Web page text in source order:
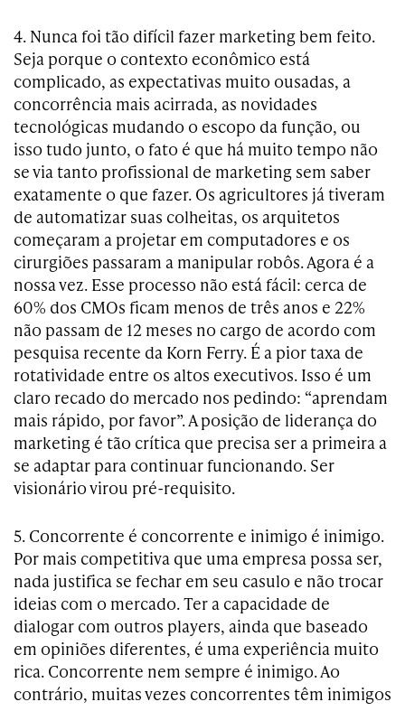
4. Nunca foi tão difícil fazer marketing bem feito.
Seja porque o contexto econômico está
complicado, as expectativas muito ousadas, a
concorrência mais acirrada, as novidades
tecnológicas mudando o escopo da função, ou
isso tudo junto, o fato é que há muito tempo não
se via tanto profissional de marketing sem saber
exatamente o que fazer. Os agricultores já tiveram
de automatizar suas colheitas, os arquitetos
começaram a projetar em computadores e os
cirurgiões passaram a manipular robôs. Agora é a
nossa vez. Esse processo não está fácil: cerca de
60% dos CMOs ficam menos de três anos e 22%
não passam de 12 meses no cargo de acordo com
pesquisa recente da Korn Ferry. É a pior taxa de
rotatividade entre os altos executivos. Isso é um
claro recado do mercado nos pedindo: “aprendam
mais rápido, por favor”. A posição de liderança do
marketing é tão crítica que precisa ser a primeira a
se adaptar para continuar funcionando. Ser
visionário virou pré-requisito.
5. Concorrente é concorrente e inimigo é inimigo.
Por mais competitiva que uma empresa possa ser,
nada justifica se fechar em seu casulo e não trocar
ideias com o mercado. Ter a capacidade de
dialogar com outros players, ainda que baseado
em opiniões diferentes, é uma experiência muito
rica. Concorrente nem sempre é inimigo. Ao
contrário, muitas vezes concorrentes têm inimigos